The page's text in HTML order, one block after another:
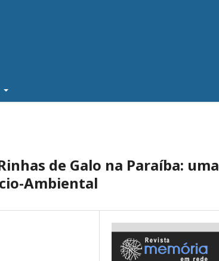
de Galo na Paraíba: uma
Ambiental